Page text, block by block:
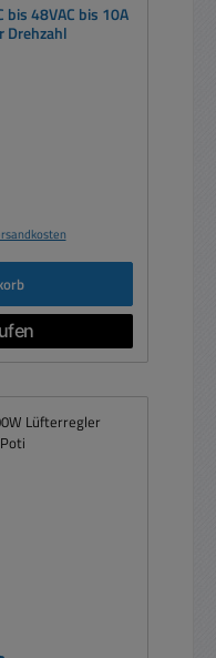
bis 48VAC bis 10A
Drehzahl